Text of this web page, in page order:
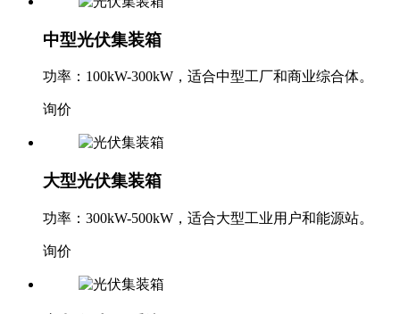
中型光伏集装箱
功率：100kW-300kW，适合中型工厂和商业综合体。
询价
大型光伏集装箱
功率：300kW-500kW，适合大型工业用户和能源站。
询价